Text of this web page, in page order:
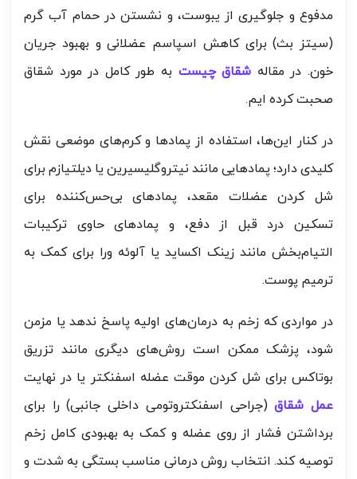
مدفوع و جلوگیری از یبوست، و نشستن در حمام آب گرم
(سیتز بث) برای کاهش اسپاسم عضلانی و بهبود جریان
خون. در مقاله شقاق چیست به طور کامل در مورد شقاق
صحبت کرده ایم.
در کنار این‌ها، استفاده از پمادها و کرم‌های موضعی نقش
کلیدی دارد؛ پمادهایی مانند نیتروگلیسیرین یا دیلتیازم برای
شل کردن عضلات مقعد، پمادهای بی‌حس‌کننده برای
تسکین درد قبل از دفع، و پمادهای حاوی ترکیبات
التیام‌بخش مانند زینک اکساید یا آلوئه ورا برای کمک به
ترمیم پوست.
در مواردی که زخم به درمان‌های اولیه پاسخ ندهد یا مزمن
شود، پزشک ممکن است روش‌های دیگری مانند تزریق
بوتاکس برای شل کردن موقت عضله اسفنکتر یا در نهایت
عمل شقاق(جراحی اسفنکتروتومی داخلی جانبی) را برای
برداشتن فشار از روی عضله و کمک به بهبودی کامل زخم
توصیه کند. انتخاب روش درمانی مناسب بستگی به شدت و